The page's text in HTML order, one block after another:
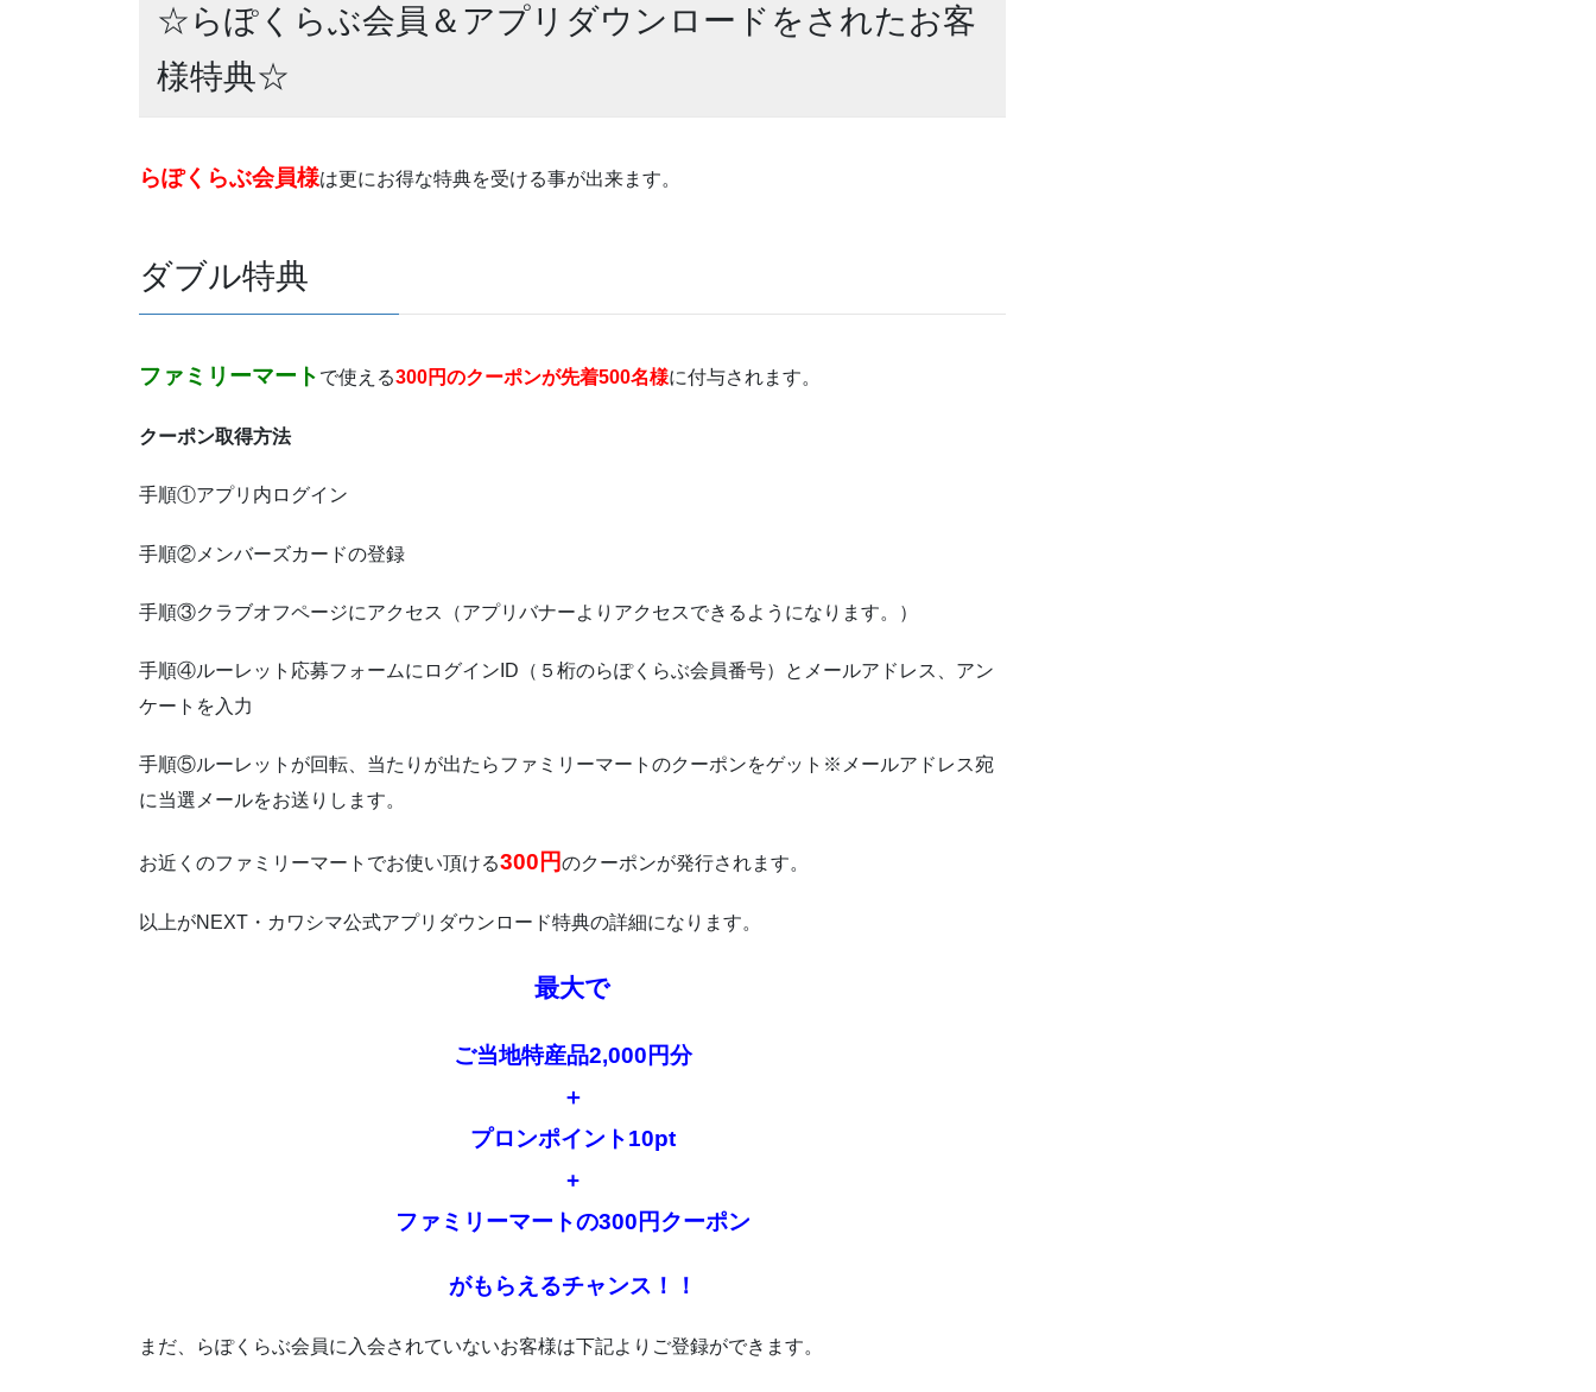
☆らぽくらぶ会員＆アプリダウンロードをされたお客
様特典☆
らぽくらぶ会員様は更にお得な特典を受ける事が出来ます。
ダブル特典
ファミリーマート で使える300円のクーポンが先着500名様に付与されます。
クーポン取得方法
手順①アプリ内ログイン
手順②メンバーズカードの登録
手順③クラブオフページにアクセス（アプリバナーよりアクセスできるようになります。）
手順④ルーレット応募フォームにログインID（５桁のらぽくらぶ会員番号）とメールアドレス、アン
ケートを入力
手順⑤ルーレットが回転、当たりが出たらファミリーマートのクーポンをゲット※メールアドレス宛
に当選メールをお送りします。
お近くのファミリーマートでお使い頂ける300円のクーポンが発行されます。
以上がNEXT・カワシマ公式アプリダウンロード特典の詳細になります。
最大で
ご当地特産品2,000円分
＋
プロンポイント10pt
+
ファミリーマートの300円クーポン
がもらえるチャンス！！
まだ、らぽくらぶ会員に入会されていないお客様は下記よりご登録ができます。